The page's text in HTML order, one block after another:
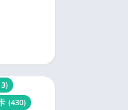
(430)